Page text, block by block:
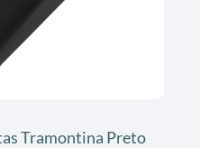
Tramontina Preto